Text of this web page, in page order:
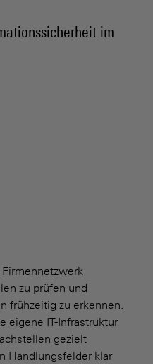
im
zu prüfen und
frühzeitig zu erkennen.
eigene IT-Infrastruktur
gezielt
Handlungs­felder klar